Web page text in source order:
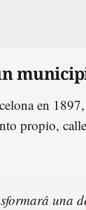
en
propio,
una